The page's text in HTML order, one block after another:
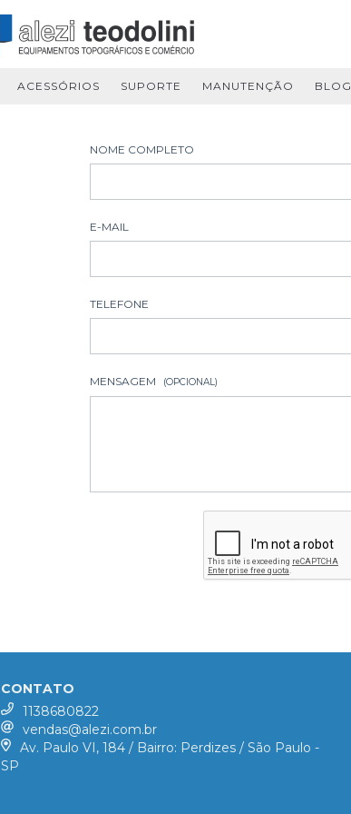
ACESSÓRIOS SUPORTE MANUTENÇÃO BLOG
NOME COMPLETO
E-MAIL
TELEFONE
MENSAGEM (OPCIONAL)
CONTATO
1138680822
vendas@alezi.com.br
Av. Paulo VI, 184 / Bairro: Perdizes / São Paulo -
SP